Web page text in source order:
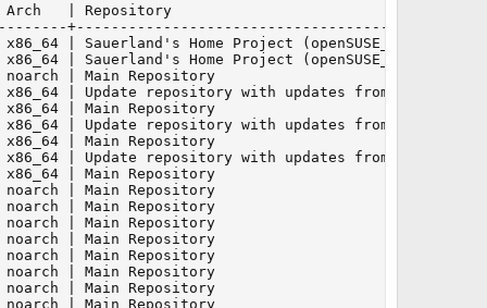
| Repository
| Sauerland's Home Project (openSUSE_Leap_15.3)
| Sauerland's Home Project (openSUSE_Leap_15.3)
| Main Repository
repository with updates from SUSE Linux
| Main Repository
repository with updates from SUSE Linux
| Main Repository
repository with updates from SUSE Linux
| Main Repository
| Main Repository
| Main Repository
| Main Repository
| Main Repository
| Main Repository
| Main Repository
| Main Repository
| Main Repository